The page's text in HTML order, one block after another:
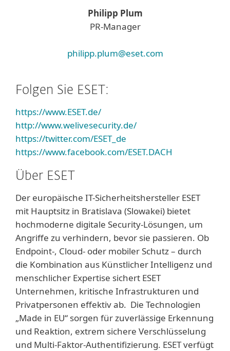
Philipp Plum
PR-Manager
philipp.plum@eset.com
Folgen Sie ESET:
https://www.ESET.de/
http://www.welivesecurity.de/
https://twitter.com/ESET_de
https://www.facebook.com/ESET.DACH
Über ESET
Der europäische IT-Sicherheitshersteller ESET
mit Hauptsitz in Bratislava (Slowakei) bietet
hochmoderne digitale Security-Lösungen, um
Angriffe zu verhindern, bevor sie passieren. Ob
Endpoint-, Cloud- oder mobiler Schutz – durch
die Kombination aus Künstlicher Intelligenz und
menschlicher Expertise sichert ESET
Unternehmen, kritische Infrastrukturen und
Privatpersonen effektiv ab. Die Technologien
„Made in EU“ sorgen für zuverlässige Erkennung
und Reaktion, extrem sichere Verschlüsselung
und Multi-Faktor-Authentifizierung. ESET verfügt